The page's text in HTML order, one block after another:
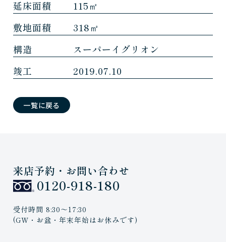
延床面積
115㎡
敷地面積
318㎡
構造
スーパーイグリオン
竣工
2019.07.10
一覧に戻る
来店予約・お問い合わせ
0120-918-180
受付時間 8:30〜17:30
(GW・お盆・年末年始はお休みです)